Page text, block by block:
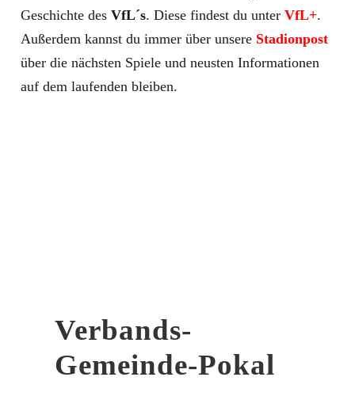
Geschichte des VfL´s. Diese findest du unter VfL+.
Außerdem kannst du immer über unsere Stadionpost
über die nächsten Spiele und neusten Informationen
auf dem laufenden bleiben.
Verbands-
Gemeinde-Pokal